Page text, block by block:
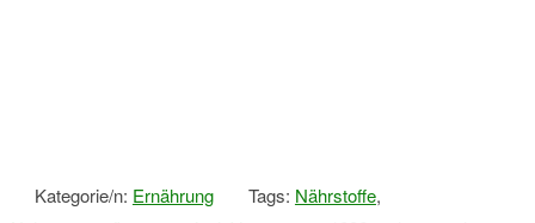
Kategorie/n: Ernährung Tags: Nährstoffe,